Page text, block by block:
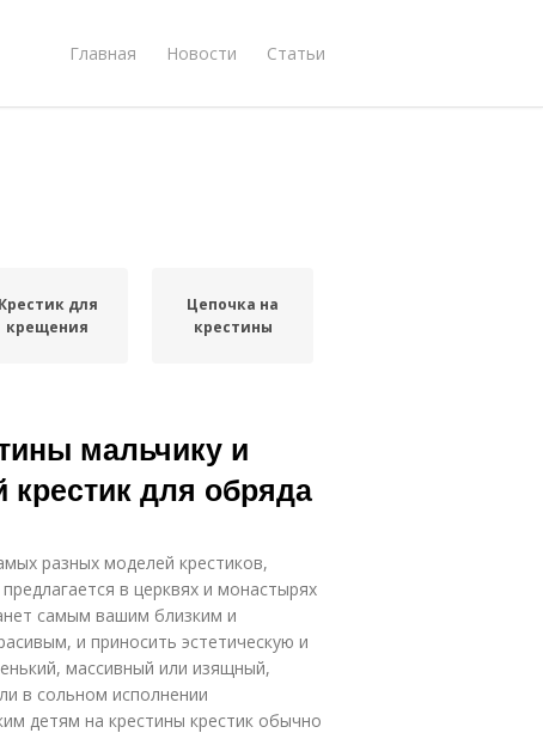
Главная Новости Статьи
Крестик для
крещения
Цепочка на
крестины
мальчику и
для обряда
разных моделей крестиков,
в церквях и монастырях
самым вашим близким и
и приносить эстетическую и
массивный или изящный,
в сольном исполнении
детям на крестины крестик обычно